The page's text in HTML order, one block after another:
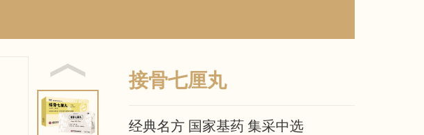
接骨七厘丸
经典名方 国家基药 集采中选